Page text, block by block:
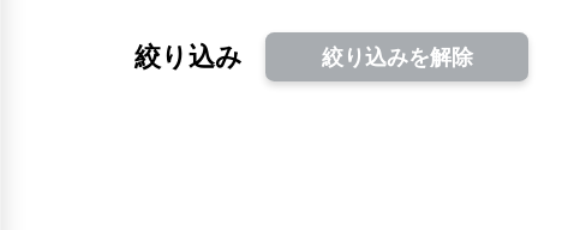
絞り込み 絞り込みを解除